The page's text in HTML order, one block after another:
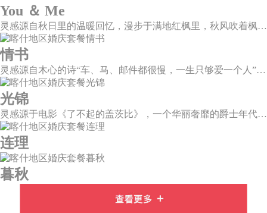
You ＆ Me
灵感源自秋日里的温暖回忆，漫步于满地红枫里，秋风吹着枫叶飒飒作响，我看着漫天的霞光，脑海里灵感渐渐浮现，希望绘出一场如秋意般温柔的婚礼，将所有的美好定格于此。
情书
灵感源自木心的诗“车、马、邮件都很慢，一生只够爱一个人”。那是一个情书里的年代，见字如面，纸短情长，想为你再写一纸情书，一字一句掂量，把文字写成我思念的模样。
光锦
灵感源于电影《了不起的盖茨比》，一个华丽奢靡的爵士年代，直线、对称、几何的应用是这个时代的独特烙印。优雅的小资情调如萦绕在鼻尖的醇香咖啡，历久弥香。
连理
暮秋